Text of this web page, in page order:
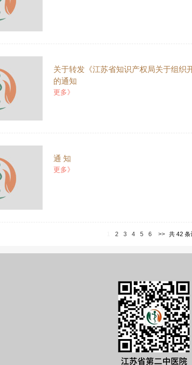
关于转发《江苏省知识产权局关于组织
的通知
更多》
通 知
更多》
2 3 4 5 6 >> 共 42 条